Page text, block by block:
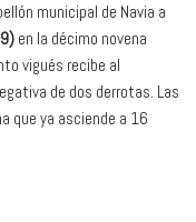
municipal de Navia a
en la décimo novena
vigués recibe al
de dos derrotas. Las
que ya asciende a 16